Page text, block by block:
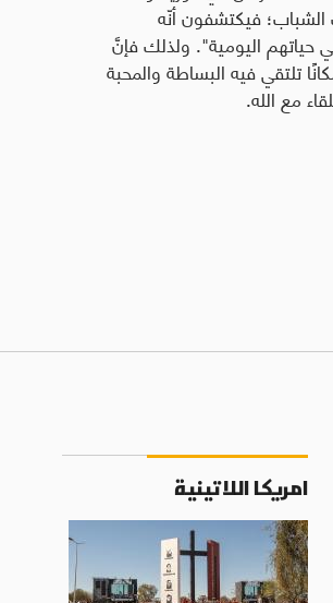
فيكتشفون أنّه
حياتهم اليومية". ولذلك فإنَّ
تلتقي فيه البساطة والمحبة
مع الله.
امريكا اللاتينية